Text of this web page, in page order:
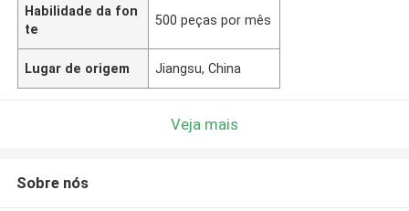
Habilidade da fon
te
500 peças por mês
Lugar de origem Jiangsu, China
Veja mais
Sobre nós